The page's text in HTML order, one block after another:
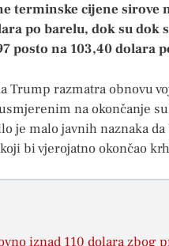
terminske cijene sirove
po barelu, dok su dok
posto na 103,40 dolara
Trump razmatra obnovu
na okončanje
je malo javnih naznaka
bi vjerojatno okončao
iznad 110 dolara